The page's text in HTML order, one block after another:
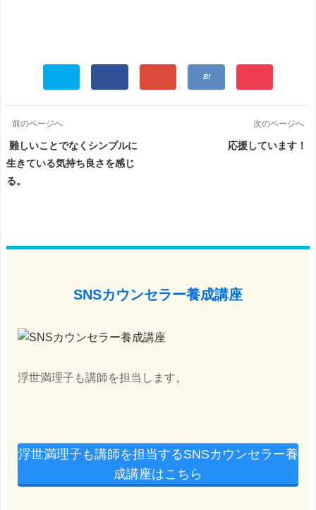
前のページへ
難しいことでなくシンプルに
生きている気持ち良さを感じ
る。
次のページへ
応援しています！
SNSカウンセラー養成講座
浮世満理子も講師を担当します。
浮世満理子も講師を担当するSNSカウンセラー養
成講座はこちら